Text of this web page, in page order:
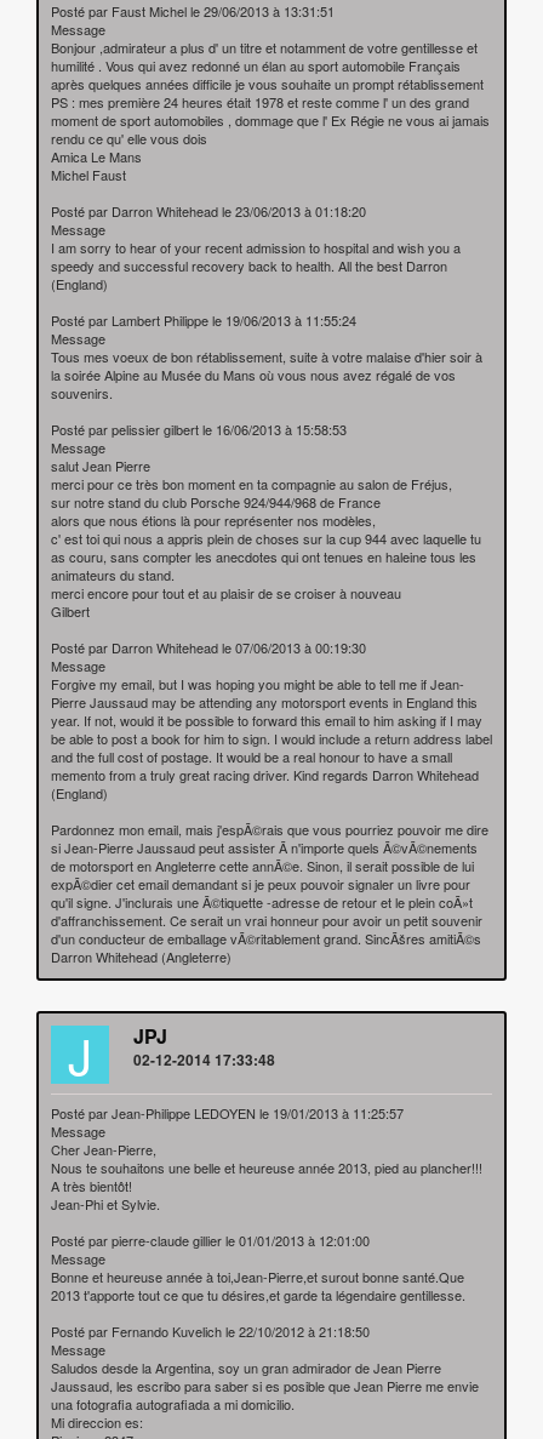
Posté par Faust Michel le 29/06/2013 à 13:31:51
Message
Bonjour ,admirateur a plus d' un titre et notamment de votre gentillesse et
humilité . Vous qui avez redonné un élan au sport automobile Français
après quelques années difficile je vous souhaite un prompt rétablissement
PS : mes première 24 heures était 1978 et reste comme l' un des grand
moment de sport automobiles , dommage que l' Ex Régie ne vous ai jamais
rendu ce qu' elle vous dois
Amica Le Mans
Michel Faust
Posté par Darron Whitehead le 23/06/2013 à 01:18:20
Message
I am sorry to hear of your recent admission to hospital and wish you a
speedy and successful recovery back to health. All the best Darron
(England)
Posté par Lambert Philippe le 19/06/2013 à 11:55:24
Message
Tous mes voeux de bon rétablissement, suite à votre malaise d'hier soir à
la soirée Alpine au Musée du Mans où vous nous avez régalé de vos
souvenirs.
Posté par pelissier gilbert le 16/06/2013 à 15:58:53
Message
salut Jean Pierre
merci pour ce très bon moment en ta compagnie au salon de Fréjus,
sur notre stand du club Porsche 924/944/968 de France
alors que nous étions là pour représenter nos modèles,
c' est toi qui nous a appris plein de choses sur la cup 944 avec laquelle tu
as couru, sans compter les anecdotes qui ont tenues en haleine tous les
animateurs du stand.
merci encore pour tout et au plaisir de se croiser à nouveau
Gilbert
Posté par Darron Whitehead le 07/06/2013 à 00:19:30
Message
Forgive my email, but I was hoping you might be able to tell me if Jean-
Pierre Jaussaud may be attending any motorsport events in England this
year. If not, would it be possible to forward this email to him asking if I may
be able to post a book for him to sign. I would include a return address label
and the full cost of postage. It would be a real honour to have a small
memento from a truly great racing driver. Kind regards Darron Whitehead
(England)
Pardonnez mon email, mais j'espÃ©rais que vous pourriez pouvoir me dire
si Jean-Pierre Jaussaud peut assister Ã n'importe quels Ã©vÃ©nements
de motorsport en Angleterre cette annÃ©e. Sinon, il serait possible de lui
expÃ©dier cet email demandant si je peux pouvoir signaler un livre pour
qu'il signe. J'inclurais une Ã©tiquette -adresse de retour et le plein coÃ»t
d'affranchissement. Ce serait un vrai honneur pour avoir un petit souvenir
d'un conducteur de emballage vÃ©ritablement grand. SincÃšres amitiÃ©s
Darron Whitehead (Angleterre)
J JPJ
02-12-2014 17:33:48
Posté par Jean-Philippe LEDOYEN le 19/01/2013 à 11:25:57
Message
Cher Jean-Pierre,
Nous te souhaitons une belle et heureuse année 2013, pied au plancher!!!
A très bientôt!
Jean-Phi et Sylvie.
Posté par pierre-claude gillier le 01/01/2013 à 12:01:00
Message
Bonne et heureuse année à toi,Jean-Pierre,et surout bonne santé.Que
2013 t'apporte tout ce que tu désires,et garde ta légendaire gentillesse.
Posté par Fernando Kuvelich le 22/10/2012 à 21:18:50
Message
Saludos desde la Argentina, soy un gran admirador de Jean Pierre
Jaussaud, les escribo para saber si es posible que Jean Pierre me envie
una fotografia autografiada a mi domicilio.
Mi direccion es: